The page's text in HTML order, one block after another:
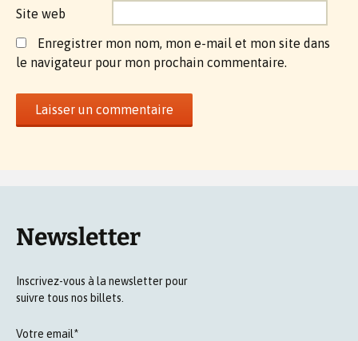
Site web
Enregistrer mon nom, mon e-mail et mon site dans
le navigateur pour mon prochain commentaire.
Newsletter
Inscrivez-vous à la newsletter pour
suivre tous nos billets.
Votre email*